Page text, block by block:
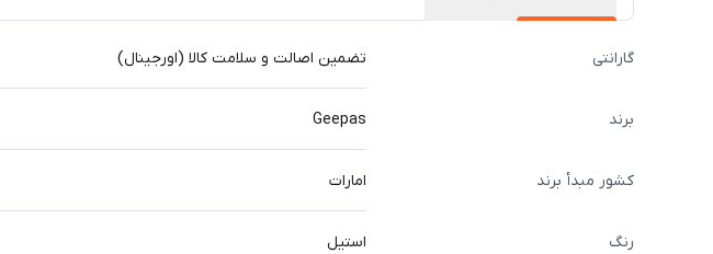
گارانتی تضمین اصالت و سلامت کالا (اورجینال)
برند Geepas
کشور مبدأ برند امارات
رنگ استیل